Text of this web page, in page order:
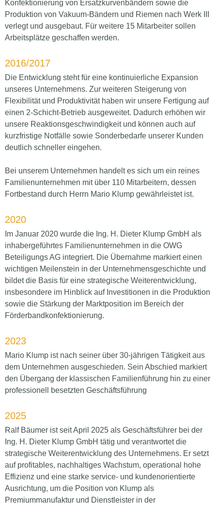
Konfektionierung von Ersatzkurvenbändern sowie die
Produktion von Vakuum-Bändern und Riemen nach Werk III
verlegt und ausgebaut. Für weitere 15 Mitarbeiter sollen
Arbeitsplätze geschaffen werden.
2016/2017
Die Entwicklung steht für eine kontinuierliche Expansion
unseres Unternehmens. Zur weiteren Steigerung von
Flexibilität und Produktivität haben wir unsere Fertigung auf
einen 2‑Schicht-Betrieb ausgeweitet. Dadurch erhöhen wir
unsere Reaktionsgeschwindigkeit und können auch auf
kurzfristige Notfälle sowie Sonderbedarfe unserer Kunden
deutlich schneller eingehen.
Bei unserem Unternehmen handelt es sich um ein reines
Familienunternehmen mit über 110 Mitarbeitern, dessen
Fortbestand durch Herrn Mario Klump gewährleistet ist.
2020
Im Januar 2020 wurde die Ing. H. Dieter Klump GmbH als
inhabergeführtes Familienunternehmen in die OWG
Beteiligungs AG integriert. Die Übernahme markiert einen
wichtigen Meilenstein in der Unternehmensgeschichte und
bildet die Basis für eine strategische Weiterentwicklung,
insbesondere im Hinblick auf Investitionen in die Produktion
sowie die Stärkung der Marktposition im Bereich der
Förderbandkonfektionierung.
2023
Mario Klump ist nach seiner über 30‑jährigen Tätigkeit aus
dem Unternehmen ausgeschieden. Sein Abschied markiert
den Übergang der klassischen Familienführung hin zu einer
professionell besetzten Geschäftsführung
2025
Ralf Bäumer ist seit April 2025 als Geschäftsführer bei der
Ing. H. Dieter Klump GmbH tätig und verantwortet die
strategische Weiterentwicklung des Unternehmens. Er setzt
auf profitables, nachhaltiges Wachstum, operational hohe
Effizienz und eine starke service‑ und kundenorientierte
Ausrichtung, um die Position von Klump als
Premiummanufaktur und Dienstleister in der